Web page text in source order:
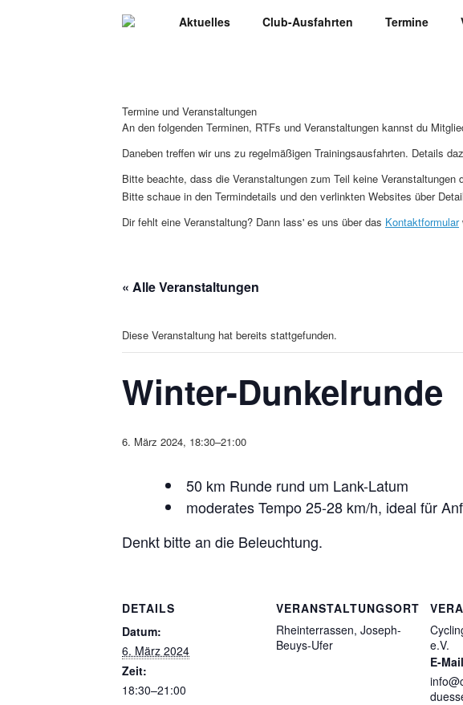
Aktuelles Club-Ausfahrten Termine
Termine und Veranstaltungen
An den folgenden Terminen, RTFs und Veranstaltungen kannst du
Daneben treffen wir uns zu regelmäßigen Trainingsausfahrten. Details
Bitte beachte, dass die Veranstaltungen zum Teil keine
Bitte schaue in den Termindetails und den verlinkten Websites über
Dir fehlt eine Veranstaltung? Dann lass' es uns über das Kontaktformular
« Alle Veranstaltungen
Diese Veranstaltung hat bereits stattgefunden.
Winter-Dunkelrunde
6. März 2024, 18:30–21:00
50 km Runde rund um Lank-Latum
moderates Tempo 25-28 km/h, ideal für
Denkt bitte an die Beleuchtung.
DETAILS
Datum:
6. März 2024
Zeit:
18:30–21:00
VERANSTALTUNGSORT
Rheinterrassen, Joseph-
Beuys-Ufer
e.V.
E-Mail